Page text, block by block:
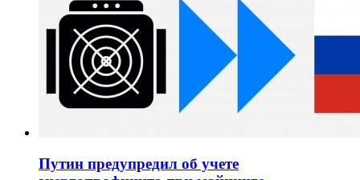
Путин предупредил об учете